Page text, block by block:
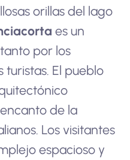
orillas del lago
es un
por los
turistas. El pueblo
de la
Los visitantes
espacioso y